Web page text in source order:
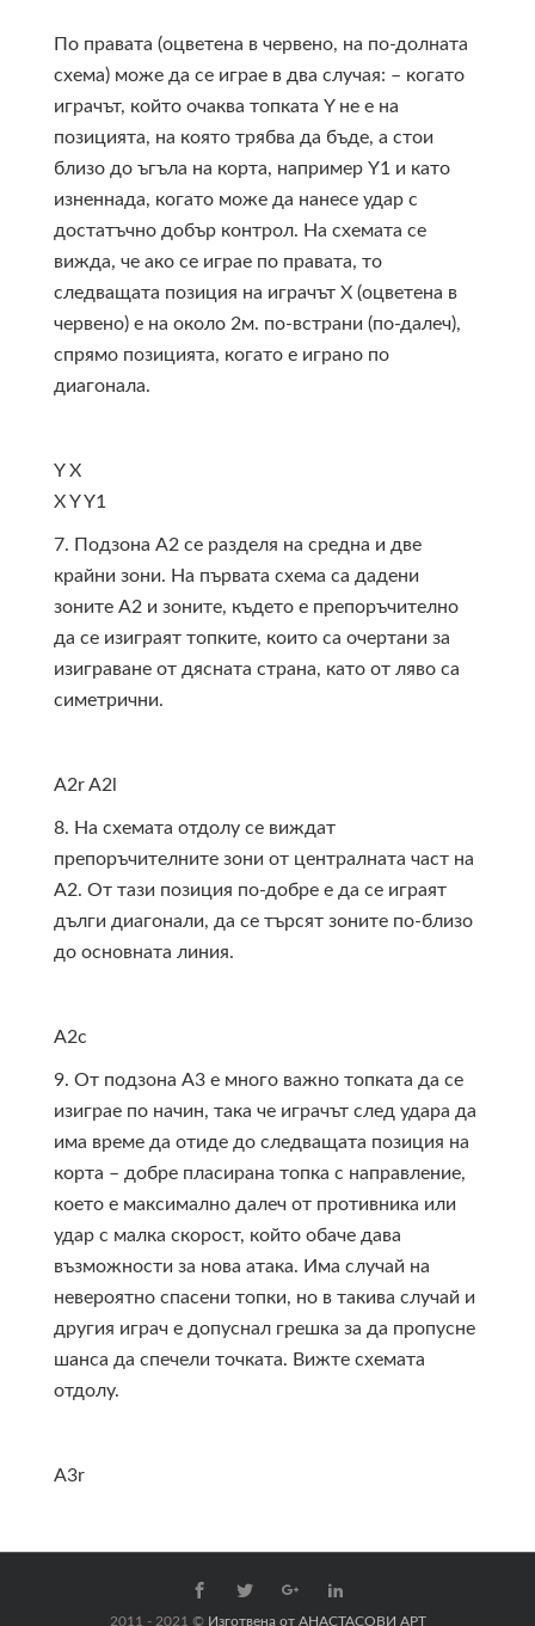
По правата (оцветена в червено, на по-долната
схема) може да се играе в два случая: – когато
играчът, който очаква топката Y не е на
позицията, на която трябва да бъде, а стои
близо до ъгъла на корта, например Y1 и като
изненнада, когато може да нанесе удар с
достатъчно добър контрол. На схемата се
вижда, че ако се играе по правата, то
следващата позиция на играчът X (оцветена в
червено) е на около 2м. по-встрани (по-далеч),
спрямо позицията, когато е играно по
диагонала.
Y X
XYY1
7. Подзона А2 се разделя на средна и две
крайни зони. На първата схема са дадени
зоните А2 и зоните, където е препоръчително
да се изиграят топките, които са очертани за
изиграване от дясната страна, като от ляво са
симетрични.
A2rA2l
8. На схемата отдолу се виждат
препоръчителните зони от централната част на
А2. От тази позиция по-добре е да се играят
дълги диагонали, да се търсят зоните по-близо
до основната линия.
A2c
9. От подзона А3 е много важно топката да се
изиграе по начин, така че играчът след удара да
има време да отиде до следващата позиция на
корта – добре пласирана топка с направление,
което е максимално далеч от противника или
удар с малка скорост, който обаче дава
възможности за нова атака. Има случай на
невероятно спасени топки, но в такива случай и
другия играч е допуснал грешка за да пропусне
шанса да спечели точката. Вижте схемата
отдолу.
A3r
2011 - 2021 © Изготвена от АНАСТАСОВИ АРТ